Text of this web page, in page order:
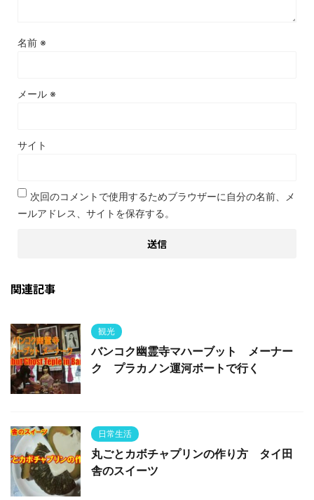
名前 ※
メール ※
サイト
次回のコメントで使用するためブラウザーに自分の名前、メ
ールアドレス、サイトを保存する。
関連記事
観光
バンコク幽霊寺マハーブット メーナー
ク プラカノン運河ボートで行く
日常生活
丸ごとカボチャプリンの作り方 タイ田
舎のスイーツ